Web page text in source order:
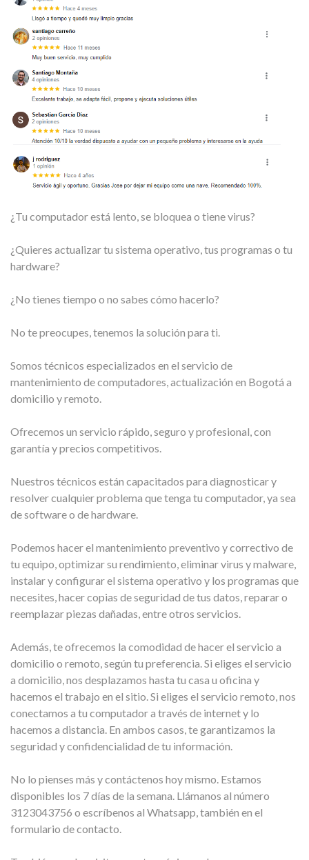
¿Tu computador está lento, se bloquea o tiene virus?
¿Quieres actualizar tu sistema operativo, tus programas o tu
hardware?
¿No tienes tiempo o no sabes cómo hacerlo?
No te preocupes, tenemos la solución para ti.
Somos técnicos especializados en el servicio de
mantenimiento de computadores, actualización en Bogotá a
domicilio y remoto.
Ofrecemos un servicio rápido, seguro y profesional, con
garantía y precios competitivos.
Nuestros técnicos están capacitados para diagnosticar y
resolver cualquier problema que tenga tu computador, ya sea
de software o de hardware.
Podemos hacer el mantenimiento preventivo y correctivo de
tu equipo, optimizar su rendimiento, eliminar virus y malware,
instalar y configurar el sistema operativo y los programas que
necesites, hacer copias de seguridad de tus datos, reparar o
reemplazar piezas dañadas, entre otros servicios.
Además, te ofrecemos la comodidad de hacer el servicio a
domicilio o remoto, según tu preferencia. Si eliges el servicio
a domicilio, nos desplazamos hasta tu casa u oficina y
hacemos el trabajo en el sitio. Si eliges el servicio remoto, nos
conectamos a tu computador a través de internet y lo
hacemos a distancia. En ambos casos, te garantizamos la
seguridad y confidencialidad de tu información.
No lo pienses más y contáctenos hoy mismo. Estamos
disponibles los 7 días de la semana. Llámanos al número
3123043756 o escríbenos al Whatsapp, también en el
formulario de contacto.